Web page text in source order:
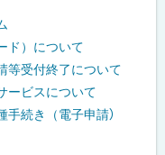
ド）について
等受付終了について
ービスについて
続き（電子申請）